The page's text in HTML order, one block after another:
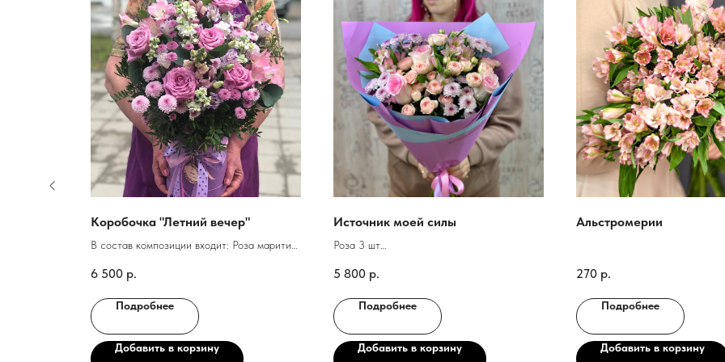
Коробочка "Летний вечер"
В состав композиции входит: Роза маритим,
эустома, альстромерия, маттиола, зелень
фисташки и эвкалипта
6 500 р.
Подробнее
Добавить в корзину
Источник моей силы
Роза 3 шт
Кустовая пионовидная Роза 5 шт
Альстромерии 3 шт
Упаковка
5 800 р.
Подробнее
Добавить в корзину
Альстромерии
270 р.
Подробнее
Добавить в корзину